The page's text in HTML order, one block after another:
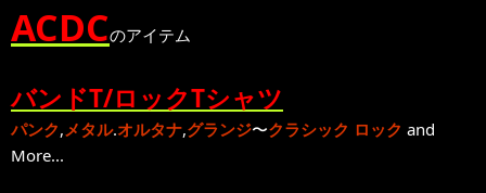
ACDCのアイテム
バンドT/ロックTシャツ
パンク, メタル.オルタナ,グランジ〜クラシック ロック and
More...